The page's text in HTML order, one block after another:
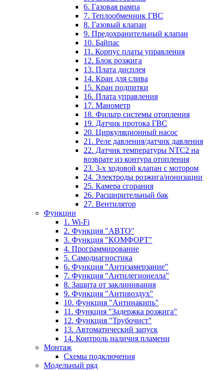
6. Газовая рампа
7. Теплообменник ГВС
8. Газовый клапан
9. Предохранительный клапан
10. Байпас
11. Корпус платы управления
12. Блок розжига
13. Плата дисплея
14. Кран для слива
15. Кран подпитки
16. Плата управления
17. Манометр
18. Фильтр системы отопления
19. Датчик протока ГВС
20. Циркуляционный насос
21. Реле давления/датчик давления
22. Датчик температуры NTC2 на
возврате из контура отопления
23. 3-х ходовой клапан с мотором
24. Электроды розжига/ионизации
25. Камера сгорания
26. Расширительный бак
27. Вентилятор
Функции
1. Wi-Fi
2. Функция "АВТО"
3. Функция "КОМФОРТ"
4. Программирование
5. Самодиагностика
6. Функция "Антизамерзание"
7. Функция "Антилегионелла"
8. Защита от заклинивания
9. Функция "Антивоздух"
10. Функция "Антинакипь"
11. Функция "Задержка розжига"
12. Функция "Трубочист"
13. Автоматический запуск
14. Контроль наличия пламени
Монтаж
Схемы подключения
Модельный ряд